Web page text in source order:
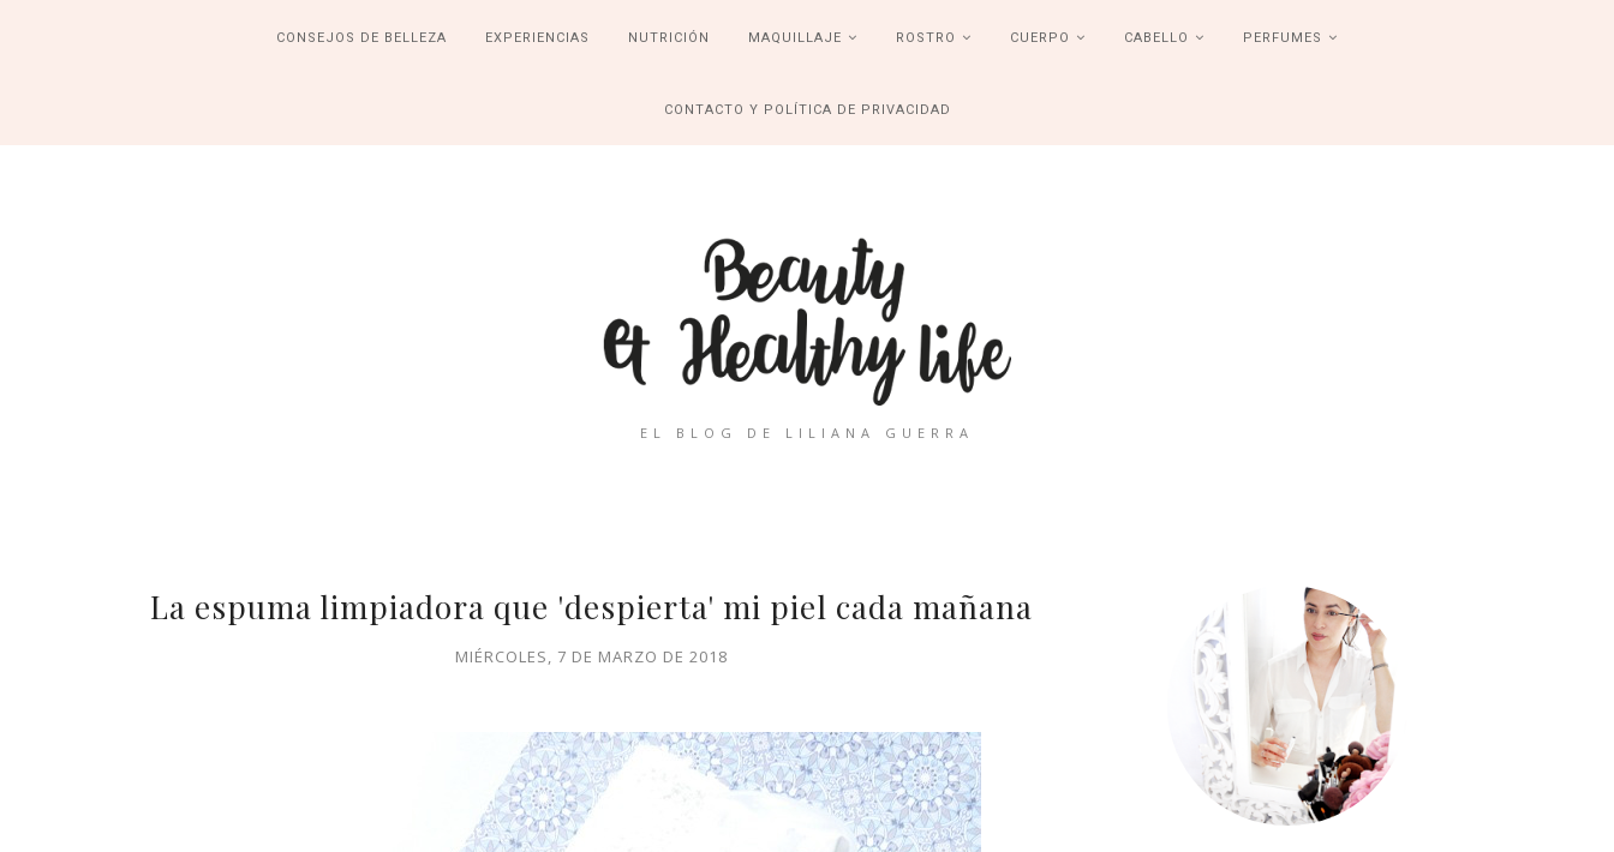
CONSEJOS DE BELLEZA EXPERIENCIAS NUTRICIÓN MAQUILLAJE ROSTRO CUERPO CABELLO PERFUMES
CONTACTO Y POLÍTICA DE PRIVACIDAD
EL BLOG DE LILIANA GUERRA
La espuma limpiadora que 'despierta' mi piel cada mañana
MIÉRCOLES, 7 DE MARZO DE 2018